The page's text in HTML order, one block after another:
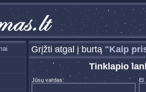
Grįžti atgal į burtą "Kaip
Tinklapio
Jūsų vardas: